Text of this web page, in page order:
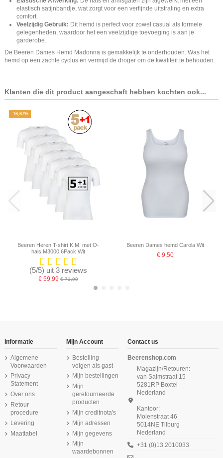
elastisch satijnbandje, wat zorgt voor een verfijnde uitstraling en extra
comfort.
Veelzijdig Gebruik: Dit hemd is perfect voor zowel casual als formele
gelegenheden, waardoor het een veelzijdige toevoeging is aan je
garderobe.
De Beeren Dames Hemd Madonna is gemakkelijk te onderhouden. Was het
hemd op een zachte cyclus en vermijd de droger om de kwaliteit te behouden.
Klanten die dit product aangeschaft hebben kochten ook...
-16,67%
Beeren Heren T-shirt K.M. met O-
hals M3000 6Pack Wit
(5/5) uit 3 reviews
€ 59,99€ 71,99
Beeren Dames hemd Carola Wit
€ 9,50
Beeren Heren boxerhemd Wit
Beeren Dames Thermo Onderblouse
Korte Mouwen Wit
Beeren Dames hemd Elegance
Donker Rood
Beeren Heren slip met gulp M3000
6Pack Navy
Beeren Dames spaghetti hemd
Brigitte Zwart
Beeren Meisjes slip Patricia 2Pack
Wit
Beeren Green Comfort M181 dames
hemd zwart
Beeren Dames Short Elegance Navy
Informatie
Algemene
Voorwaarden
Privacy
Statement
Over ons
Retour
procedure
Levering
Maattabel
Mijn Account
Bestelling
volgen als gast
Mijn bestellingen
Mijn
geretourneerde
producten
Mijn creditnota's
Mijn adressen
Mijn gegevens
Mijn
waardebonnen
Contact us
Beerenshop.com
Magazijn/Retouren:
van Salmstraat 15
5281RP Boxtel
Nederland
Kantoor:
Molenstraat 46
5014NE Tilburg
Nederland
+31 (0)13 2010033